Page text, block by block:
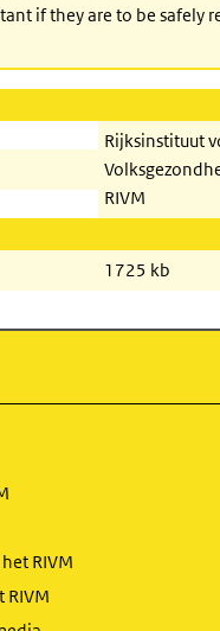
if they are to be safely
Rijksinstituut
RIVM
1725 kb
RIVM
RIVM